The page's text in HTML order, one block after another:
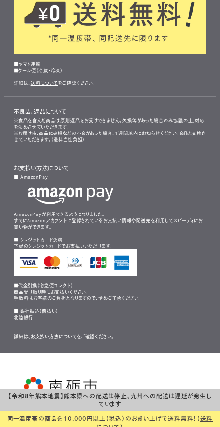
【令和8年熊本地震】熊本県への配送は停止、九州への配送は遅延が発生し
ています
同一温度帯の商品を10,000円以上（税込）のお買い上げで送料無料！（送料
■ヤマト運輸
■クール便（冷蔵・冷凍）
詳細は、 送料について をご確認ください。
不良品、返品について
※食品を含んだ商品は原則返品をお受けできません。欠損等があった場合のみ協議の上、対応
を決めさせていただきます。
※お届け時、商品に破損などの不良があった場合、1週間以内にお知らせください。良品と交換さ
せていただきます。（送料当社負担）
お支払い方法について
■ AmazonPay
AmazonPayが利用できるようになりました。
すでにAmazonアカウントに登録されているお支払い情報や配送先を利用してスピーディにお
買い物ができます。
■ クレジットカード決済
下記のクレジットカードでお支払いいただけます。
■代金引換（宅急便コレクト）
商品受け取り時にお支払いください。
手数料はお客様のご負担となりますので、予めご了承ください。
■ 銀行振込（前払い）
北陸銀行
詳細は、 お支払い方法について をご確認ください。